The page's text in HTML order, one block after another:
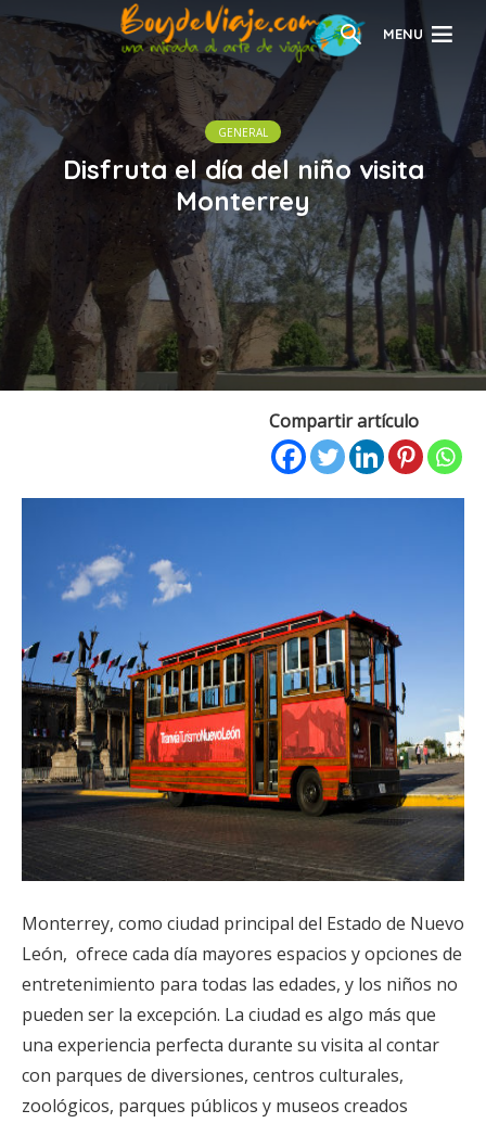
MENU
GENERAL
Disfruta el día del niño visita
Monterrey
Compartir artículo
Monterrey, como ciudad principal del Estado de Nuevo
León, ofrece cada día mayores espacios y opciones de
entretenimiento para todas las edades, y los niños no
pueden ser la excepción. La ciudad es algo más que
una experiencia perfecta durante su visita al contar
con parques de diversiones, centros culturales,
zoológicos, parques públicos y museos creados